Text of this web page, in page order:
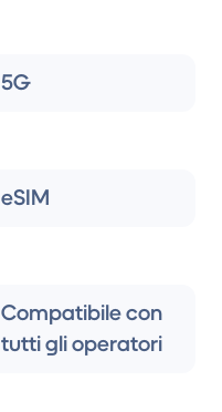
5G
eSIM
Compatibile con
tutti gli operatori